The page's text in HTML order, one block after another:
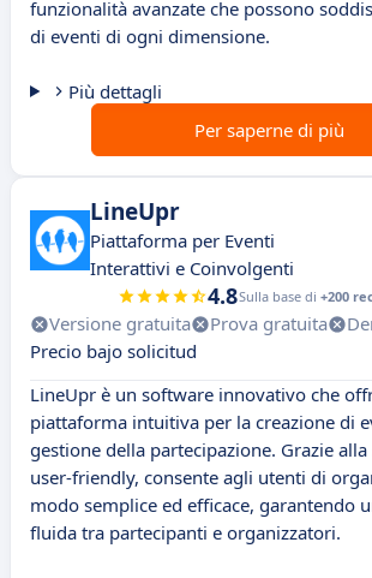
funzionalità avanzate che possono
di eventi di ogni dimensione.
Più dettagli
Per saperne di più
LineUpr
Piattaforma per Eventi
Interattivi e Coinvolgenti
4.8Sulla base di +200
Versione gratuita Prova gratuita
Precio bajo solicitud
LineUpr è un software innovativo che
piattaforma intuitiva per la creazione di
gestione della partecipazione. Grazie
user-friendly, consente agli utenti di
modo semplice ed efficace, garantendo
fluida tra partecipanti e organizzatori.